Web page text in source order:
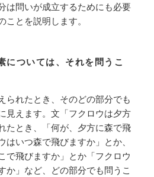
は問いが成立するためにも必要
とを説明します。
については、それを問うこ
られたとき、そのどの部分でも
見えます。文「フクロウは夕方
たとき、「何が、夕方に森で飛
はいつ森で飛びますか」とか、
で飛びますか」とか「フクロウ
か」など、どの部分でも問うこ